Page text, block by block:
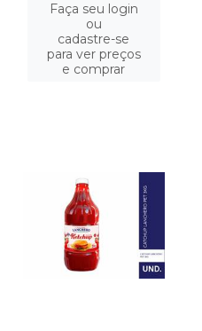
Faça seu login
ou
cadastre-se
para ver preços
e comprar